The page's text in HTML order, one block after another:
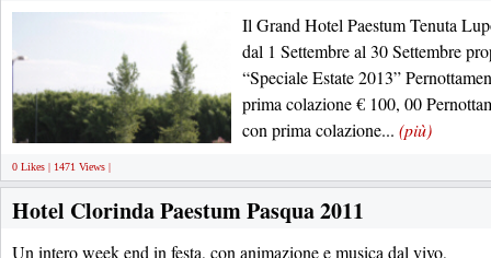
Il Grand Hotel Paestum Tenuta
dal 1 Settembre al 30 Settembre
“Speciale Estate 2013”
prima colazione € 100, 00
con prima colazione... (più)
0 Likes | 1471 Views |
Hotel Clorinda Paestum Pasqua 2011
Un intero week end in festa, con animazione e musica dal vivo,